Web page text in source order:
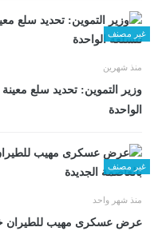
غير مصنف
منذ شهرين
وزير التموين: تحديد سلع
الواحدة
غير مصنف
منذ شهر واحد
عرض عسكرى مهيب للطيران خلال